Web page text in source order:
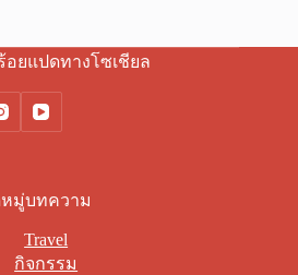
ยแปดทางโซเชียล
มู่บทความ
Travel
กิจกรรม